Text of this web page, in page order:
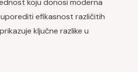
koju donosi moderna
efikasnost različitih
ključne razlike u